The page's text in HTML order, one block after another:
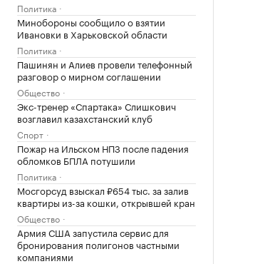
Политика
Минобороны сообщило о взятии
Ивановки в Харьковской области
Политика
Пашинян и Алиев провели телефонный
разговор о мирном соглашении
Общество
Экс-тренер «Спартака» Слишкович
возглавил казахстанский клуб
Спорт
Пожар на Ильском НПЗ после падения
обломков БПЛА потушили
Политика
Мосгорсуд взыскал ₽654 тыс. за залив
квартиры из-за кошки, открывшей кран
Общество
Армия США запустила сервис для
бронирования полигонов частными
компаниями